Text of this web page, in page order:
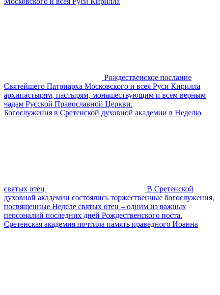
Рождественское послание
Святейшего Патриарха Московского и всея Руси Кирилла
архипастырям, пастырям, монашествующим и всем верным
чадам Русской Православной Церкви.
Богослужения в Сретенской духовной академии в Неделю
святых отец
В Сретенской
духовной академии состоялись торжественные богослужения,
посвященные Неделе святых отец – одним из важных
персоналий последних дней Рождественского поста.
Сретенская академия почтила память праведного Иоанна